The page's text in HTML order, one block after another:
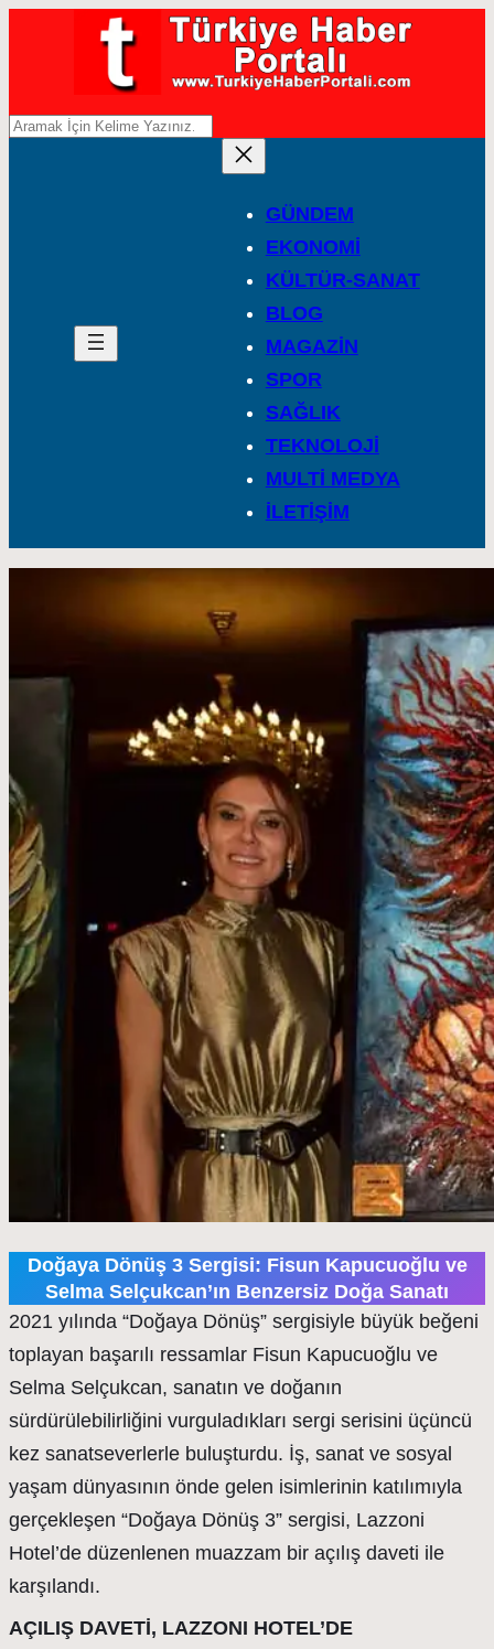
A
GÜNDEM
EKONOMİ
KÜLTÜR-SANAT
BLOG
MAGAZİN
SPOR
SAĞLIK
TEKNOLOJİ
MULTİ MEDYA
İLETİŞİM
Doğaya Dönüş 3 Sergisi: Fisun Kapucuoğlu ve
Selma Selçukcan’ın Benzersiz Doğa Sanatı
2021 yılında “Doğaya Dönüş” sergisiyle büyük beğeni
toplayan başarılı ressamlar Fisun Kapucuoğlu ve
Selma Selçukcan, sanatın ve doğanın
sürdürülebilirliğini vurguladıkları sergi serisini üçüncü
kez sanatseverlerle buluşturdu. İş, sanat ve sosyal
yaşam dünyasının önde gelen isimlerinin katılımıyla
gerçekleşen “Doğaya Dönüş 3” sergisi, Lazzoni
Hotel’de düzenlenen muazzam bir açılış daveti ile
karşılandı.
AÇILIŞ DAVETİ, LAZZONI HOTEL’DE